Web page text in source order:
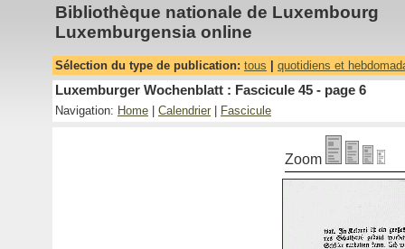
Bibliothèque nationale de Luxembourg
Luxemburgensia online
Sélection du type de publication: tous quotidiens et
Luxemburger Wochenblatt : Fascicule 45 - page 6
Navigation: Home Calendrier Fascicule
Zoom